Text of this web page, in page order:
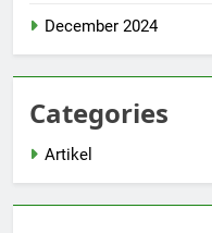
December 2024
Categories
Artikel